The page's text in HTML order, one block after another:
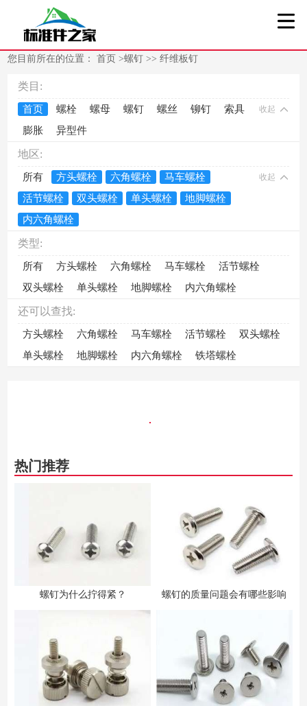
您目前所在的位置：首页>螺钉 >>纤维板钉
类目:
首页 螺栓 螺母 螺钉 螺丝 铆钉
索具
膨胀
异型件
收起
地区:
所有 方头螺栓 六角螺栓
马车螺栓
活节螺栓
双头螺栓 单头螺栓
地脚螺栓
内六角螺栓
收起
类型:
所有 方头螺栓 六角螺栓 马车螺栓
活节螺栓
双头螺栓
单头螺栓 地脚螺栓 内六角螺栓
还可以查找:
方头螺栓 六角螺栓 马车螺栓 活节螺栓
双头螺栓
单头螺栓
地脚螺栓 内六角螺栓 铁塔螺栓
热门推荐
螺钉为什么拧得紧？ 螺钉的质量问题会有哪些影响